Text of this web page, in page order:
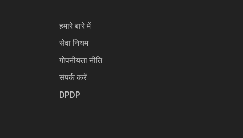
हमारे बारे में
सेवा नियम
गोपनीयता नीति
संपर्क करें
DPDP